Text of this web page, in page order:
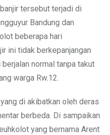
tersebut terjadi di
Bandung dan
beberapa hari
ini tidak berkepanjangan
normal tanpa takut
warga Rw.12.
di akibatkan oleh deras
berbeda. Di sampaikan
yang bernama Arent